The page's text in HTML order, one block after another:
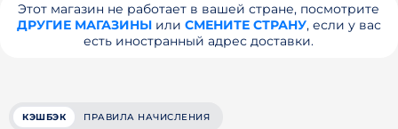
Этот магазин не работает в вашей стране, посмотрите
ДРУГИЕ МАГАЗИНЫили СМЕНИТЕ СТРАНУ, если у вас
есть иностранный адрес доставки.
КЭШБЭК ПРАВИЛА НАЧИСЛЕНИЯ